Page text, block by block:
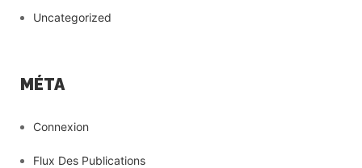
Uncategorized
MÉTA
Connexion
Flux Des Publications